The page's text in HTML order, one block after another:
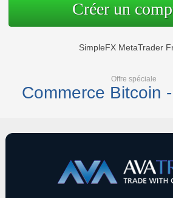
Créer un
SimpleFX MetaTrader
Offre spéciale
Commerce Bitcoin